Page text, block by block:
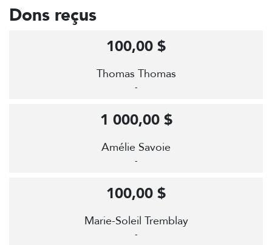
Dons reçus
Thomas Thomas
-
100,00 $
Amélie Savoie
-
1 000,00 $
Marie-Soleil Tremblay
-
100,00 $